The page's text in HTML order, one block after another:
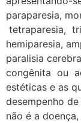
paraparesia,
tetraparesia,
hemiparesia,
paralisia
congênita ou
estéticas e as
desempenho
não é a